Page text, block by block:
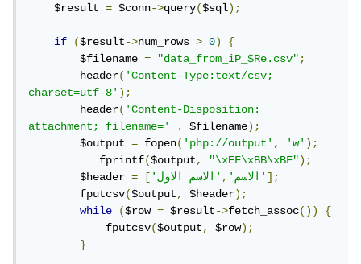
    $result
= $conn->query($sql);
if ($result->num_rows > 0)
{
        $filename
= "data_from_iP_$Re.csv";
        header
('Content-Type:text/csv;
charset=utf-8');
        header
('Content-Disposition:
attachment; filename='
. $filename);
        $output
= fopen('php://output', 'w');
           fprintf
($output, "\xEF\xBB\xBF");
        $header
= [ 'الاسم', 'الاسم الاول'];
        fputcsv
($output, $header);
while
($row = $result->fetch_assoc())
{
            fputcsv
($output, $row);
}